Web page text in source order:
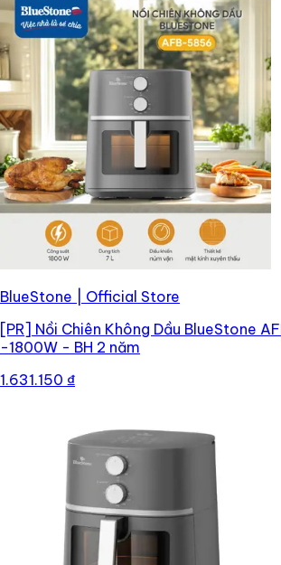
BlueStone | Official Store
[PR] Nồi Chiên Không Dầu BlueStone
-1800W - BH 2 năm
1.631.150 ₫